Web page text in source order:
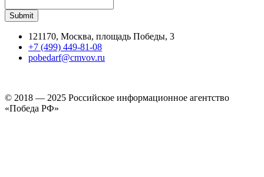
121170, Москва, площадь Победы, 3
+7 (499) 449-81-08
pobedarf@cmvov.ru
© 2018 — 2025 Российское информационное агентство
«Победа РФ»